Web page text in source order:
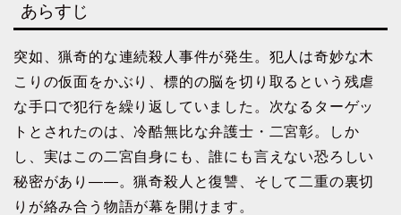
あらすじ
突如、猟奇的な連続殺人事件が発生。犯人は奇妙な木
こりの仮面をかぶり、標的の脳を切り取るという残虐
な手口で犯行を繰り返していました。次なるターゲッ
トとされたのは、冷酷無比な弁護士・二宮彰。しか
し、実はこの二宮自身にも、誰にも言えない恐ろしい
秘密があり――。猟奇殺人と復讐、そして二重の裏切
りが絡み合う物語が幕を開けます。